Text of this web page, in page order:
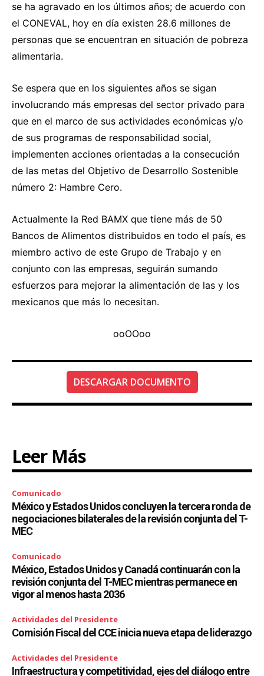
se ha agravado en los últimos años; de acuerdo con
el CONEVAL, hoy en día existen 28.6 millones de
personas que se encuentran en situación de pobreza
alimentaria.
Se espera que en los siguientes años se sigan
involucrando más empresas del sector privado para
que en el marco de sus actividades económicas y/o
de sus programas de responsabilidad social,
implementen acciones orientadas a la consecución
de las metas del Objetivo de Desarrollo Sostenible
número 2: Hambre Cero.
Actualmente la Red BAMX que tiene más de 50
Bancos de Alimentos distribuidos en todo el país, es
miembro activo de este Grupo de Trabajo y en
conjunto con las empresas, seguirán sumando
esfuerzos para mejorar la alimentación de las y los
mexicanos que más lo necesitan.
ooOOoo
DESCARGAR DOCUMENTO
Leer Más
Comunicado
México y Estados Unidos concluyen la tercera ronda de
negociaciones bilaterales de la revisión conjunta del T-
MEC
Comunicado
México, Estados Unidos y Canadá continuarán con la
revisión conjunta del T-MEC mientras permanece en
vigor al menos hasta 2036
Actividades del Presidente
Comisión Fiscal del CCE inicia nueva etapa de liderazgo
Actividades del Presidente
Infraestructura y competitividad, ejes del diálogo entre